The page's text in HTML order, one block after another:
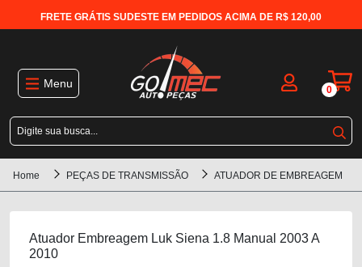
FRETE GRÁTIS SUDESTE EM PEDIDOS ACIMA DE R$ 120,00
Menu 0
Home PEÇAS DE TRANSMISSÃO ATUADOR DE EMBREAGEM
Atuador Embreagem Luk Siena 1.8 Manual 2003 A
2010